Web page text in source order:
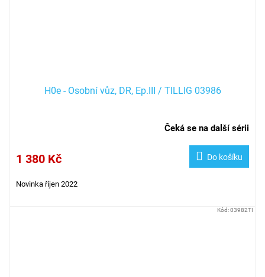
H0e - Osobní vůz, DR, Ep.III / TILLIG 03986
Čeká se na další sérii
1 380 Kč Do košíku
Novinka říjen 2022
Kód:03982TI